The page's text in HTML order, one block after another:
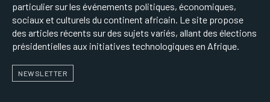
particulier sur les événements politiques, économiques,
sociaux et culturels du continent africain. Le site propose
des articles récents sur des sujets variés, allant des élections
présidentielles aux initiatives technologiques en Afrique.
NEWSLETTER